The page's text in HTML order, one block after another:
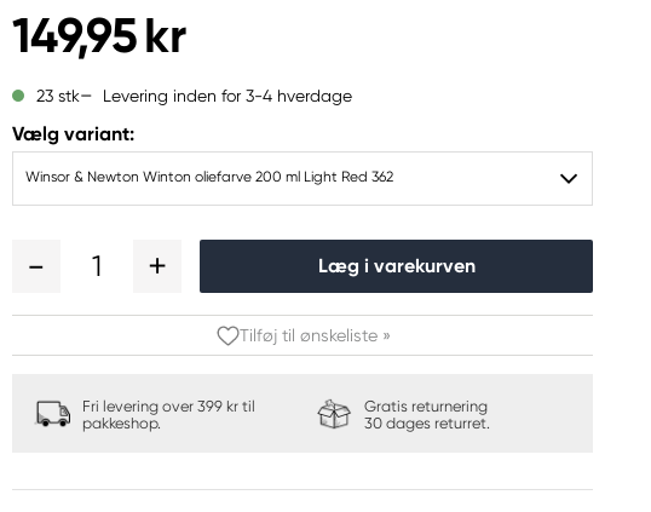
149,95 kr
23 stk Levering inden for 3-4 hverdage
Vælg variant:
Winsor & Newton Winton oliefarve 200 ml Light Red 362
1 Læg i varekurven
Tilføj til ønskeliste »
Fri levering over 399 kr til
pakkeshop.
Gratis returnering
30 dages returret.